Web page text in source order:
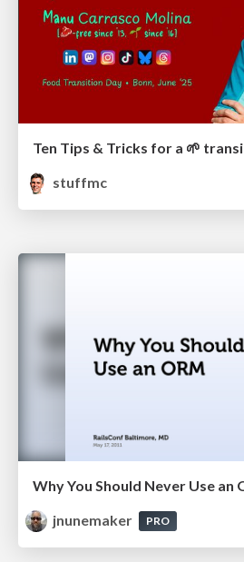
Ten Tips & Tricks for a 🌱
stuffmc
Why You Should Never Use an
jnunemaker
PRO